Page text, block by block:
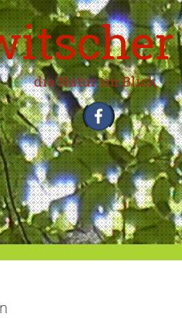
die Natur im Blick